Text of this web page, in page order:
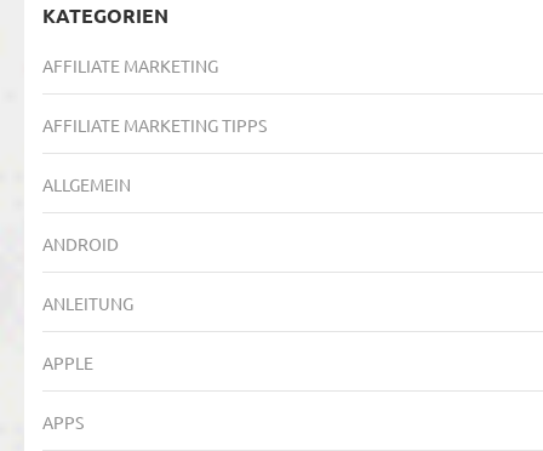
KATEGORIEN
AFFILIATE MARKETING
AFFILIATE MARKETING TIPPS
ALLGEMEIN
ANDROID
ANLEITUNG
APPLE
APPS